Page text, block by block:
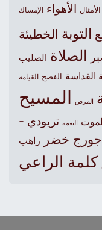
الأهواء الإمساك
التوبة الخطيئة
الصلاة الصليب
الفصح القيامة
المرض المسيح
النعمة تريودي -
خضر راهب
الراعي